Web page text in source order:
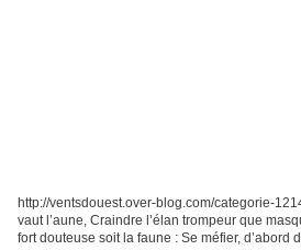
http://ventsdouest.over-blog.com/categorie-
vaut l’aune, Craindre l’élan trompeur que
fort douteuse soit la faune : Se méfier, d’abord